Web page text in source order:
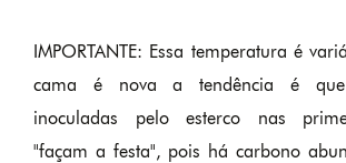
IMPORTANTE: Essa temperatura é
cama é nova a tendência é que
inoculadas pelo esterco nas
"façam a festa", pois há carbono